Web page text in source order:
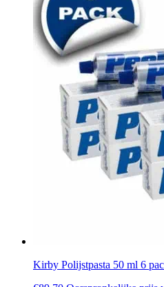
Kirby Polijstpasta 50 ml 6